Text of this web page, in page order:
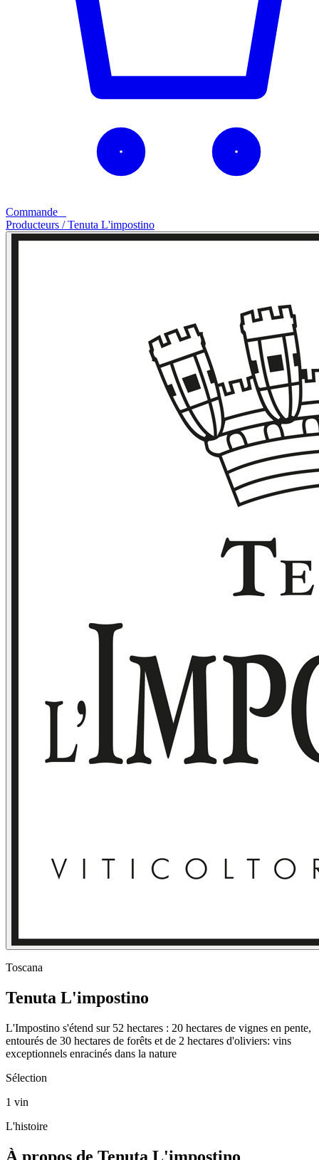
Commande
Producteurs / Tenuta L'impostino
Toscana
Tenuta L'impostino
L'Impostino s'étend sur 52 hectares : 20 hectares de vignes en pente,
entourés de 30 hectares de forêts et de 2 hectares d'oliviers: vins
exceptionnels enracinés dans la nature
Sélection
1 vin
L'histoire
À propos de Tenuta L'impostino